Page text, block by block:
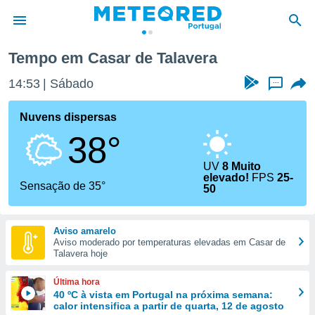
da
foi
fornecidas
a este
das
e
forma
digital
Tempo em Casar de Talavera
14:53 Sábado ...
Nuvens dispersas
38°
Sensação de 35°
UV8 Muito
elevado! FPS25-
50
Aviso amarelo
Aviso moderado por temperaturas elevadas em Casar de
Talavera hoje
Última hora
40 ºC à vista em Portugal na próxima semana:
calor intensifica a partir de quarta, 12 de agosto